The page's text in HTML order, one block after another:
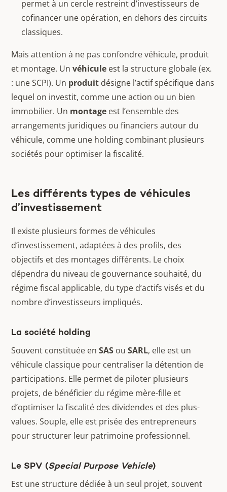
permet à un cercle restreint d’investisseurs de
cofinancer une opération, en dehors des circuits
classiques.
Mais attention à ne pas confondre véhicule, produit
et montage. Unvéhicule est la structure globale (ex.
: une SCPI). Un produit désigne l’actif spécifique dans
lequel on investit, comme une action ou un bien
immobilier. Un montage est l’ensemble des
arrangements juridiques ou financiers autour du
véhicule, comme une holding combinant plusieurs
sociétés pour optimiser la fiscalité.
Les différents types de véhicules
d’investissement
Il existe plusieurs formes de véhicules
d’investissement, adaptées à des profils, des
objectifs et des montages différents. Le choix
dépendra du niveau de gouvernance souhaité, du
régime fiscal applicable, du type d’actifs visés et du
nombre d’investisseurs impliqués.
La société holding
Souvent constituée enSAS ouSARL, elle est un
véhicule classique pour centraliser la détention de
participations. Elle permet de piloter plusieurs
projets, de bénéficier du régime mère-fille et
d’optimiser la fiscalité des dividendes et des plus-
values. Souple, elle est prisée des entrepreneurs
pour structurer leur patrimoine professionnel.
Le SPV (Special Purpose Vehicle)
Est une structure dédiée à un seul projet, souvent